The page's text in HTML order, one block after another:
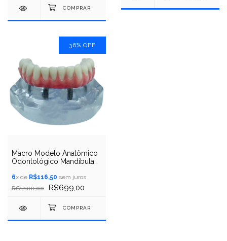
36% OFF
Macro Modelo Anatômico
Odontológico Mandíbula
de 4 Implantes
6x de R$116,50 sem juros
R$1.100,00
R$699,00